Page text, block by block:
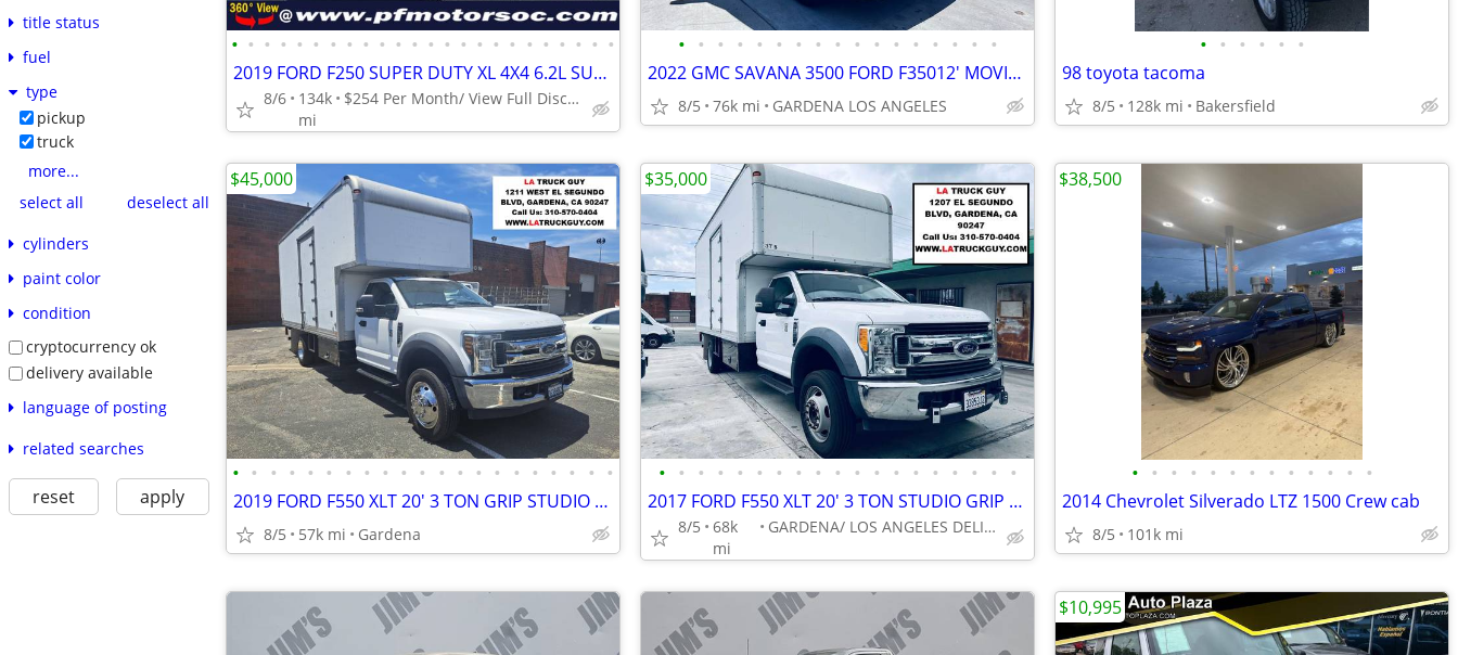
title status
fuel
type
pickup
truck
more...
select all
deselect all
cylinders
paint color
condition
cryptocurrency ok
delivery available
language of posting
related searches
reset apply
• • • • • • • • • • • • • • • • • • • • • • • •
2019 FORD F250 SUPER DUTY XL 4X4 6.2L SUPER CAB LONG BED BACKUP CAM
8/6
134k
mi
$254 Per Month/ View Full Disclaimer Below/ EASY FINANCING
• • • • • • • • • • • • • • • • •
2022 GMC SAVANA 3500 FORD F35012' MOVING BOX TRUCK 76K MILES
8/5 76k mi GARDENA LOS ANGELES
• • • • • •
98 toyota tacoma
8/5 128k mi Bakersfield
• • • • • • • • • • • • • • • • • • • • •
2019 FORD F550 XLT 20' 3 TON GRIP STUDIO BOX TRUCK 59K MILES LIFTGATE
8/5 57k mi Gardena
$45,000
• • • • • • • • • • • • • • • • • • •
2017 FORD F550 XLT 20' 3 TON STUDIO GRIP BOX TRUCK 67K MILES LIFTGATE
8/5
68k
mi
GARDENA/ LOS ANGELES DELIVERY
$35,000
• • • • • • • • • • • • •
2014 Chevrolet Silverado LTZ 1500 Crew cab
8/5 101k mi
$38,500
$10,995